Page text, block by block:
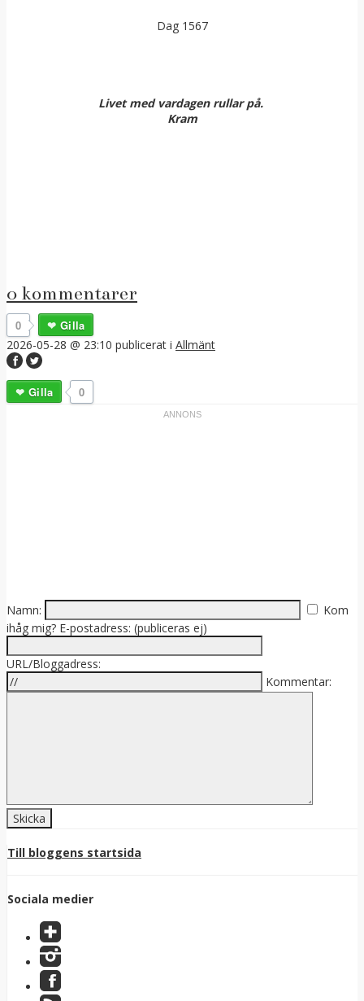
Dag 1567
Livet med vardagen rullar på.
Kram
0 kommentarer
0
Gilla
2026-05-28 @ 23:10 publicerat i Allmänt
0
Gilla
Namn:
Kom
ihåg mig? E-postadress: (publiceras ej)
URL/Bloggadress:
Kommentar:
Till bloggens startsida
Sociala medier